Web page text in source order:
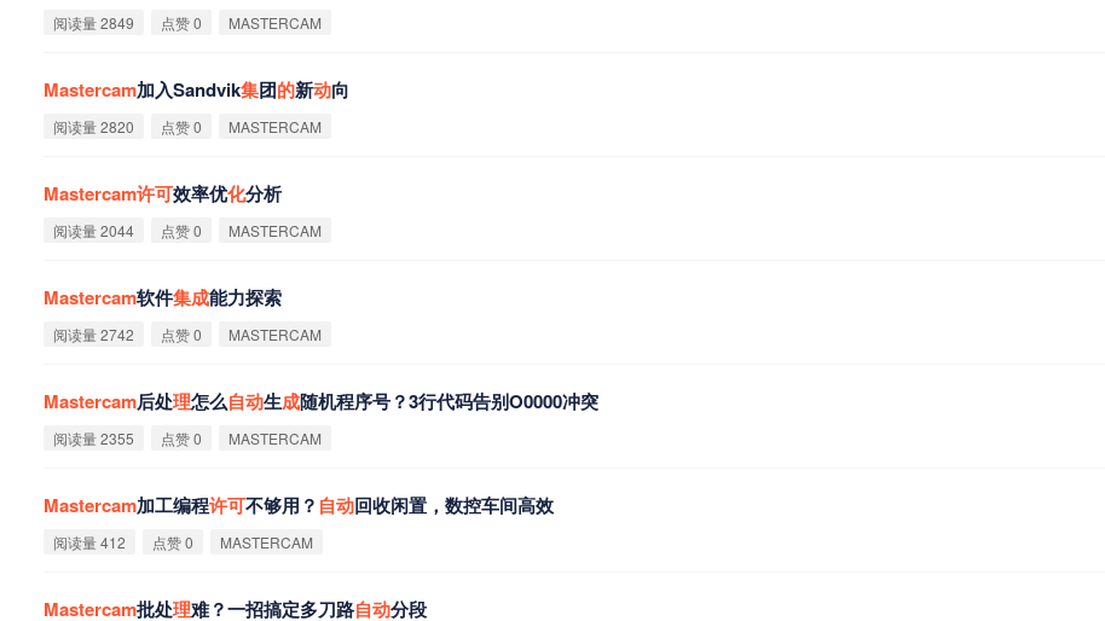
阅读量 2849 点赞 0 MASTERCAM
Mastercam加入Sandvik集团的新动向
阅读量 2820 点赞 0 MASTERCAM
Mastercam许可效率优化分析
阅读量 2044 点赞 0 MASTERCAM
Mastercam软件集成能力探索
阅读量 2742 点赞 0 MASTERCAM
Mastercam后处理怎么自动生成随机程序号？3行代码告别O0000冲突
阅读量 2355 点赞 0 MASTERCAM
Mastercam加工编程许可不够用？ 自动回收闲置，数控车间高效
阅读量 412 点赞 0 MASTERCAM
Mastercam批处理难？一招搞定多刀路自动分段